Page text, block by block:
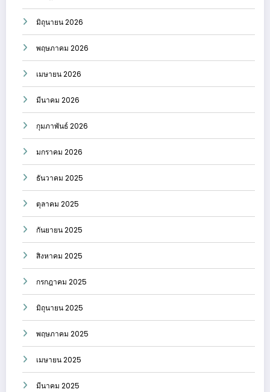
มิถุนายน 2026
พฤษภาคม 2026
เมษายน 2026
มีนาคม 2026
กุมภาพันธ์ 2026
มกราคม 2026
ธันวาคม 2025
ตุลาคม 2025
กันยายน 2025
สิงหาคม 2025
กรกฎาคม 2025
มิถุนายน 2025
พฤษภาคม 2025
เมษายน 2025
มีนาคม 2025